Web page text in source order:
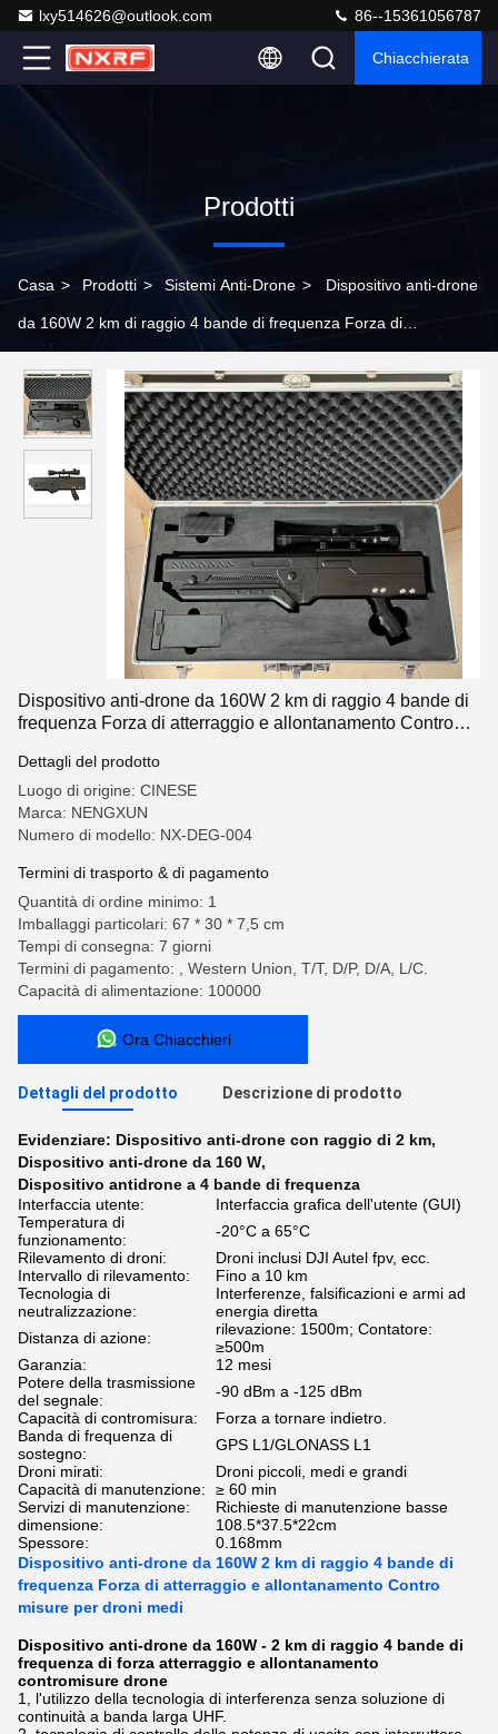
lxy514626@outlook.com 86--15361056787
Chiacchierata
Prodotti
Casa > Prodotti > Sistemi Anti-Drone > Dispositivo anti-drone
da 160W 2 km di raggio 4 bande di frequenza Forza di
Dispositivo anti-drone da 160W 2 km di raggio 4 bande di
frequenza Forza di atterraggio e allontanamento Contro
Dettagli del prodotto
Luogo di origine: CINESE
Marca: NENGXUN
Numero di modello: NX-DEG-004
Termini di trasporto & di pagamento
Quantità di ordine minimo: 1
Imballaggi particolari: 67 * 30 * 7,5 cm
Tempi di consegna: 7 giorni
Termini di pagamento: , Western Union, T/T, D/P, D/A, L/C.
Capacità di alimentazione: 100000
Ora Chiacchieri
Dettagli del prodotto Descrizione di prodotto
Evidenziare: Dispositivo anti-drone con raggio di 2 km,
Dispositivo anti-drone da 160 W,
Dispositivo antidrone a 4 bande di frequenza
Interfaccia utente:
Interfaccia grafica dell'utente (GUI)
Temperatura di
funzionamento:
-20°C a 65°C
Rilevamento di droni:
Droni inclusi DJI Autel fpv, ecc.
Intervallo di rilevamento:
Fino a 10 km
Tecnologia di
neutralizzazione:
Interferenze, falsificazioni e armi ad
energia diretta
Distanza di azione:
rilevazione: 1500m; Contatore:
≥500m
Garanzia:
12 mesi
Potere della trasmissione
del segnale:
-90 dBm a -125 dBm
Capacità di contromisura:
Forza a tornare indietro.
Banda di frequenza di
sostegno:
GPS L1/GLONASS L1
Droni mirati:
Droni piccoli, medi e grandi
Capacità di manutenzione:
≥ 60 min
Servizi di manutenzione:
Richieste di manutenzione basse
dimensione:
108.5*37.5*22cm
Spessore:
0.168mm
Dispositivo anti-drone da 160W 2 km di raggio 4 bande di
frequenza Forza di atterraggio e allontanamento Contro
misure per droni medi
Dispositivo anti-drone da 160W - 2 km di raggio 4 bande di
frequenza di forza atterraggio e allontanamento
contromisure drone
1, l'utilizzo della tecnologia di interferenza senza soluzione di
continuità a banda larga UHF.